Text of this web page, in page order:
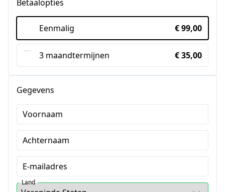
Betaalopties
Eenmalig € 99,00
3 maandtermijnen € 35,00
Gegevens
Voornaam
Achternaam
E-mailadres
Land